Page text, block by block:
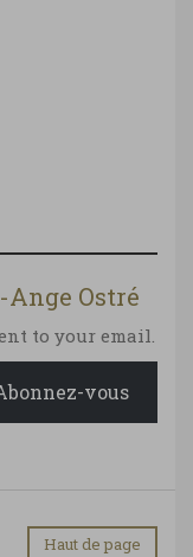
Ostré
to your email.
vous
Haut de page